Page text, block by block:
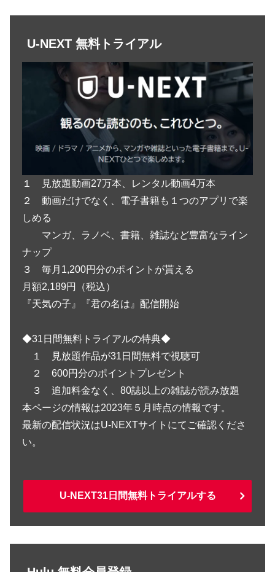
U-NEXT 無料トライアル
１ 見放題動画27万本、レンタル動画4万本
２ 動画だけでなく、電子書籍も１つのアプリで楽
しめる
マンガ、ラノベ、書籍、雑誌など豊富なライン
ナップ
３ 毎月1,200円分のポイントが貰える
月額2,189円（税込）
『天気の子』『君の名は』配信開始
◆31日間無料トライアルの特典◆
１ 見放題作品が31日間無料で視聴可
２ 600円分のポイントプレゼント
３ 追加料金なく、80誌以上の雑誌が読み放題
本ページの情報は2023年５月時点の情報です。
最新の配信状況はU-NEXTサイトにてご確認くださ
い。
U-NEXT31日間無料トライアルする